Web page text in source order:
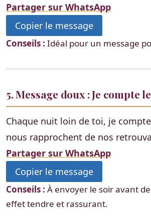
Partager sur WhatsApp
Copier le message
Conseils : Idéal pour un message
5. Message doux : Je compte
Chaque nuit loin de toi, je
nous rapprochent de nos
Partager sur WhatsApp
Copier le message
Conseils : À envoyer le soir avant
effet tendre et rassurant.